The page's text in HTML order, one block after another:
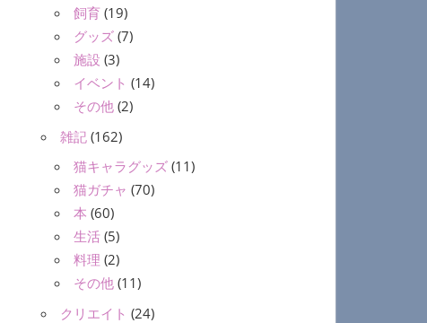
飼育 (19)
グッズ (7)
施設 (3)
イベント (14)
その他 (2)
雑記 (162)
猫キャラグッズ (11)
猫ガチャ (70)
本 (60)
生活 (5)
料理 (2)
その他 (11)
クリエイト (24)